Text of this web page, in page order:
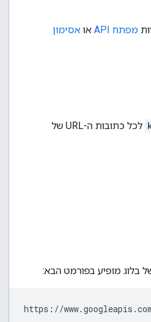
מפתח API או אסימון
לכל כתובות ה-URL של
https://